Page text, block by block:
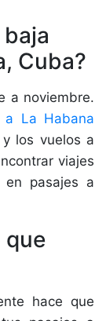
Cuba?
a noviembre.
a La Habana
los vuelos a
viajes
pasajes a
que
hace que